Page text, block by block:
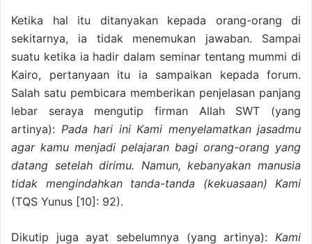
Ketika hal itu ditanyakan kepada orang-orang di
sekitarnya, ia tidak menemukan jawaban. Sampai
suatu ketika ia hadir dalam seminar tentang mummi di
Kairo, pertanyaan itu ia sampaikan kepada forum.
Salah satu pembicara memberikan penjelasan panjang
lebar seraya mengutip firman Allah SWT (yang
artinya): Pada hari ini Kami menyelamatkan jasadmu
agar kamu menjadi pelajaran bagi orang-orang yang
datang setelah dirimu. Namun, kebanyakan manusia
tidak mengindahkan tanda-tanda (kekuasaan) Kami
(TQS Yunus [10]: 92).
Dikutip juga ayat sebelumnya (yang artinya): Kami